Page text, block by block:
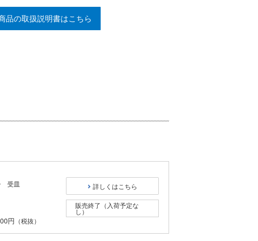
品の取扱説明書はこちら
受皿
円 （税抜）
詳しくはこちら
販売終了（入荷予定な
し）